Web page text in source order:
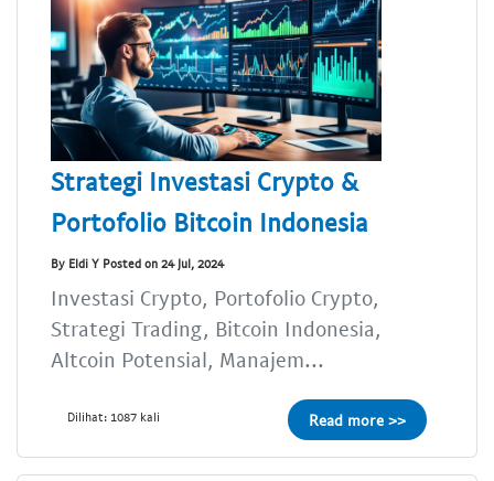
Strategi Investasi Crypto &
Portofolio Bitcoin Indonesia
By Eldi Y Posted on 24 Jul, 2024
Investasi Crypto, Portofolio Crypto,
Strategi Trading, Bitcoin Indonesia,
Altcoin Potensial, Manajem...
Dilihat: 1087 kali Read more >>